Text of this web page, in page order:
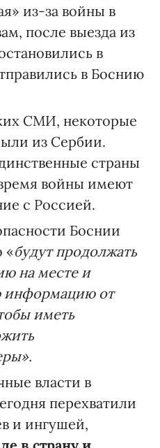
из-за войны в
после выезда из
в
в Боснию
СМИ, некоторые
из Сербии.
страны
войны имеют
с Россией.
Боснии
«будут продолжать
на месте и
информацию от
иметь
власти в
перехватили
и ингушей,